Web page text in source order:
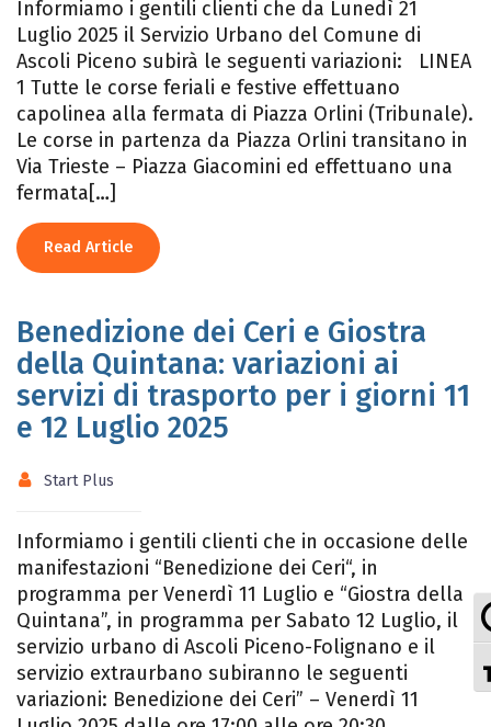
Informiamo i gentili clienti che da Lunedì 21
Luglio 2025 il Servizio Urbano del Comune di
Ascoli Piceno subirà le seguenti variazioni: LINEA
1 Tutte le corse feriali e festive effettuano
capolinea alla fermata di Piazza Orlini (Tribunale).
Le corse in partenza da Piazza Orlini transitano in
Via Trieste – Piazza Giacomini ed effettuano una
fermata[…]
Read Article
Benedizione dei Ceri e Giostra
della Quintana: variazioni ai
servizi di trasporto per i giorni 11
e 12 Luglio 2025
Start Plus
Informiamo i gentili clienti che in occasione delle
manifestazioni “Benedizione dei Ceri“, in
programma per Venerdì 11 Luglio e “Giostra della
Quintana”, in programma per Sabato 12 Luglio, il
servizio urbano di Ascoli Piceno-Folignano e il
servizio extraurbano subiranno le seguenti
variazioni: Benedizione dei Ceri” – Venerdì 11